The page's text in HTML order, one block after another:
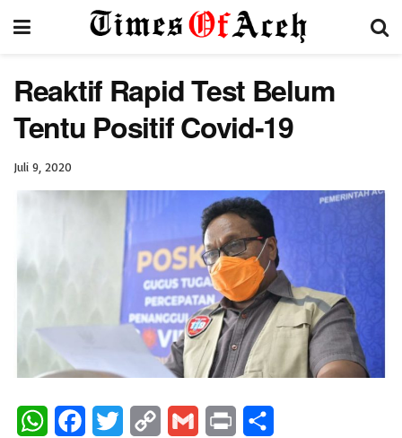
Reaktif Rapid Test Belum
Tentu Positif Covid-19
Juli 9, 2020
W